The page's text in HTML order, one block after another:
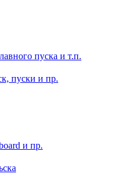
пуска и т.п.
пуски и пр.
и пр.